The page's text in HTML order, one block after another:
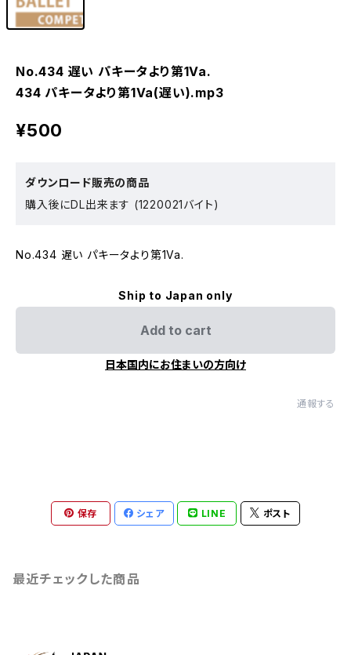
No.434 遅い パキータより第1Va.
434 パキータより第1Va(遅い).mp3
¥500
ダウンロード販売の商品
購入後にDL出来ます (1220021バイト)
No.434 遅い パキータより第1Va.
Ship to Japan only
Add to cart
日本国内にお住まいの方向け
通報する
保存 シェア LINE ポスト
最近チェックした商品